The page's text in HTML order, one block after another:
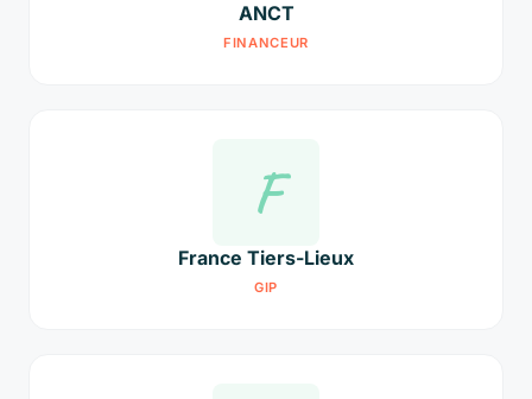
ANCT
FINANCEUR
F
France Tiers-Lieux
GIP